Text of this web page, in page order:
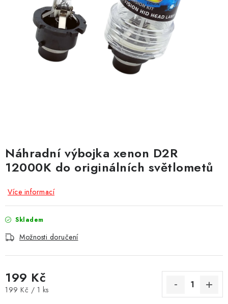
Obchodní podmínky
Podmínky ochrany osobních údajů
Moje objednávka
Náhradní výbojka xenon D2R
12000K do originálních světlometů
Více informací
Skladem
Možnosti doručení
199 Kč
Měrná cena:
199 Kč / 1 ks